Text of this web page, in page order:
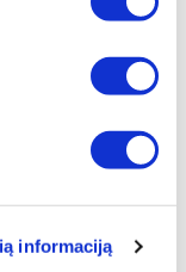
informaciją
des